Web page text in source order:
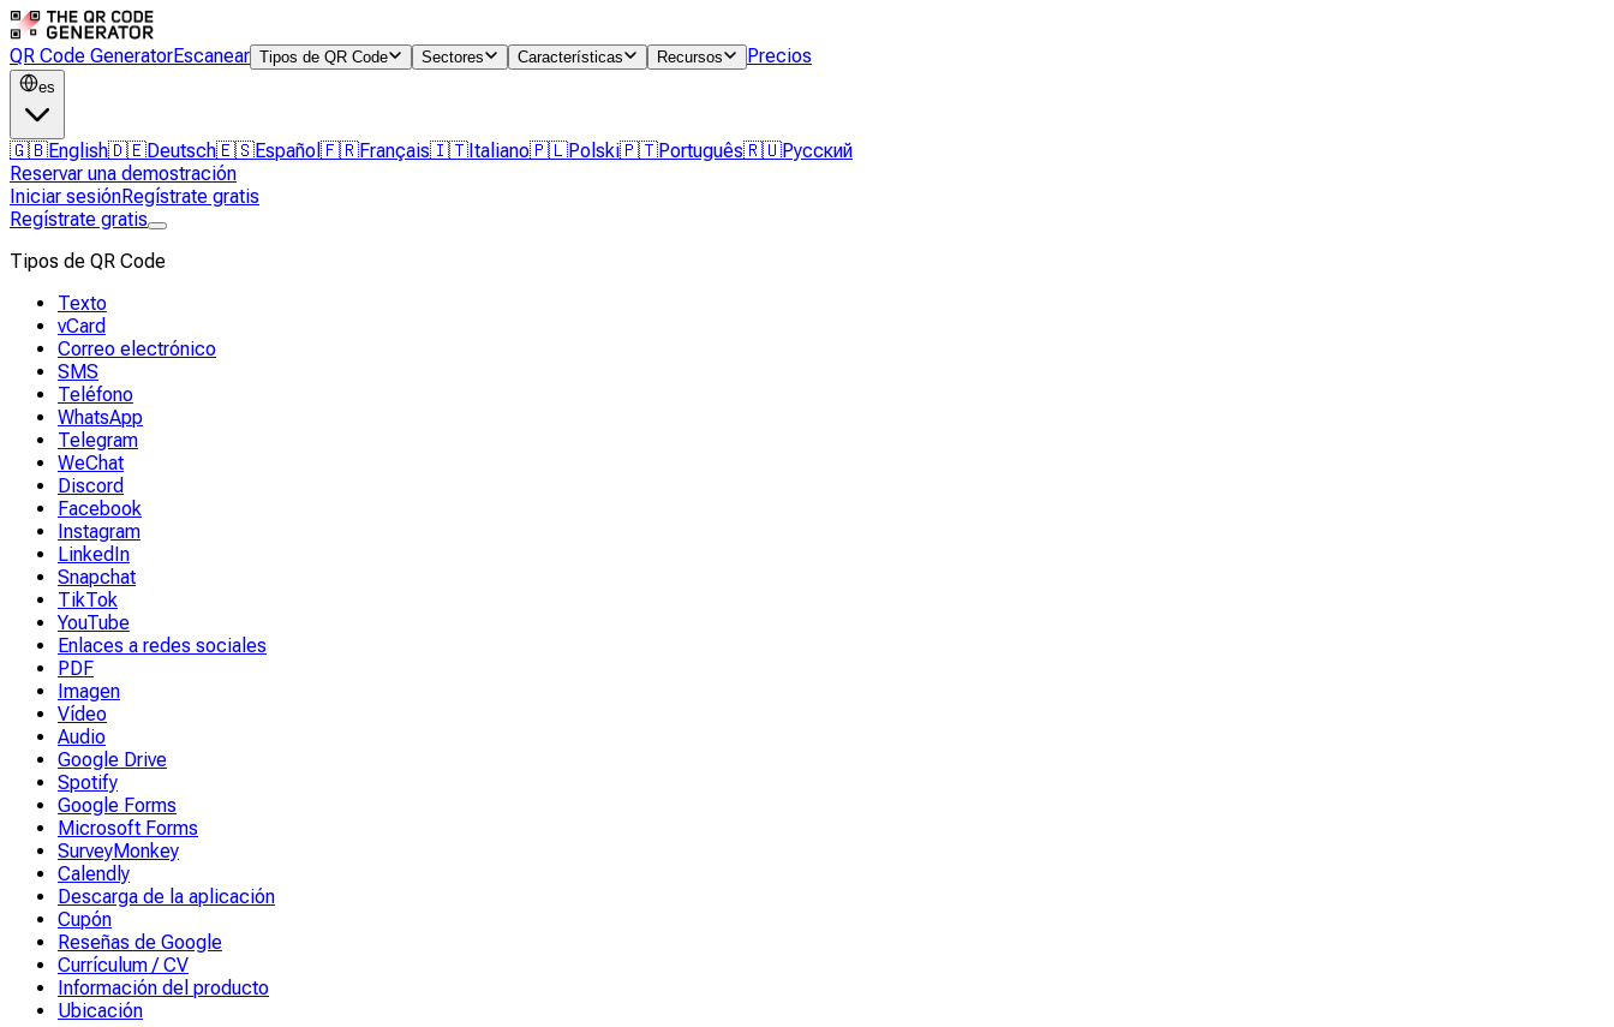
QR Code GeneratorEscanear Tipos de QR Code Sectores Características Recursos Precios
es
🇬🇧English🇩🇪Deutsch🇪🇸Español 🇫🇷Français🇮🇹Italiano🇵🇱Polski🇵🇹Português🇷🇺Русский
Reservar una demostración
Iniciar sesiónRegístrate gratis
Regístrate gratis
Tipos de QR Code
Texto
vCard
Correo electrónico
SMS
Teléfono
WhatsApp
Telegram
WeChat
Discord
Facebook
Instagram
LinkedIn
Snapchat
TikTok
YouTube
Enlaces a redes sociales
PDF
Imagen
Vídeo
Audio
Google Drive
Spotify
Google Forms
Microsoft Forms
SurveyMonkey
Calendly
Descarga de la aplicación
Cupón
Reseñas de Google
Currículum / CV
Información del producto
Ubicación